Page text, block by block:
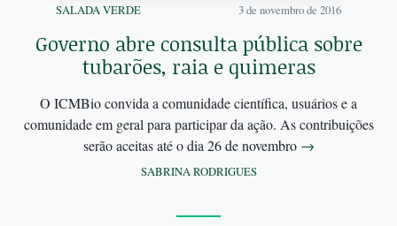
SALADA VERDE 3 de novembro de 2016
Governo abre consulta pública sobre
tubarões, raia e quimeras
O ICMBio convida a comunidade científica, usuários e a
comunidade em geral para participar da ação. As contribuições
serão aceitas até o dia 26 de novembro →
SABRINA RODRIGUES